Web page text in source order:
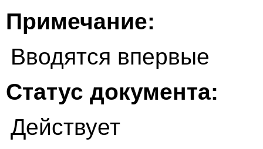
Примечание:
Вводятся впервые
Статус документа:
Действует